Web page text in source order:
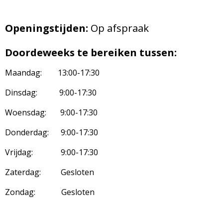
Openingstijden: Op afspraak
Doordeweeks te bereiken tussen:
Maandag: 13:00-17:30
Dinsdag: 9:00-17:30
Woensdag: 9:00-17:30
Donderdag: 9:00-17:30
Vrijdag: 9:00-17:30
Zaterdag: Gesloten
Zondag: Gesloten